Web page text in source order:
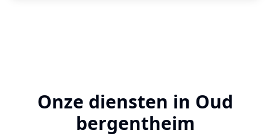
Onze diensten in Oud
bergentheim